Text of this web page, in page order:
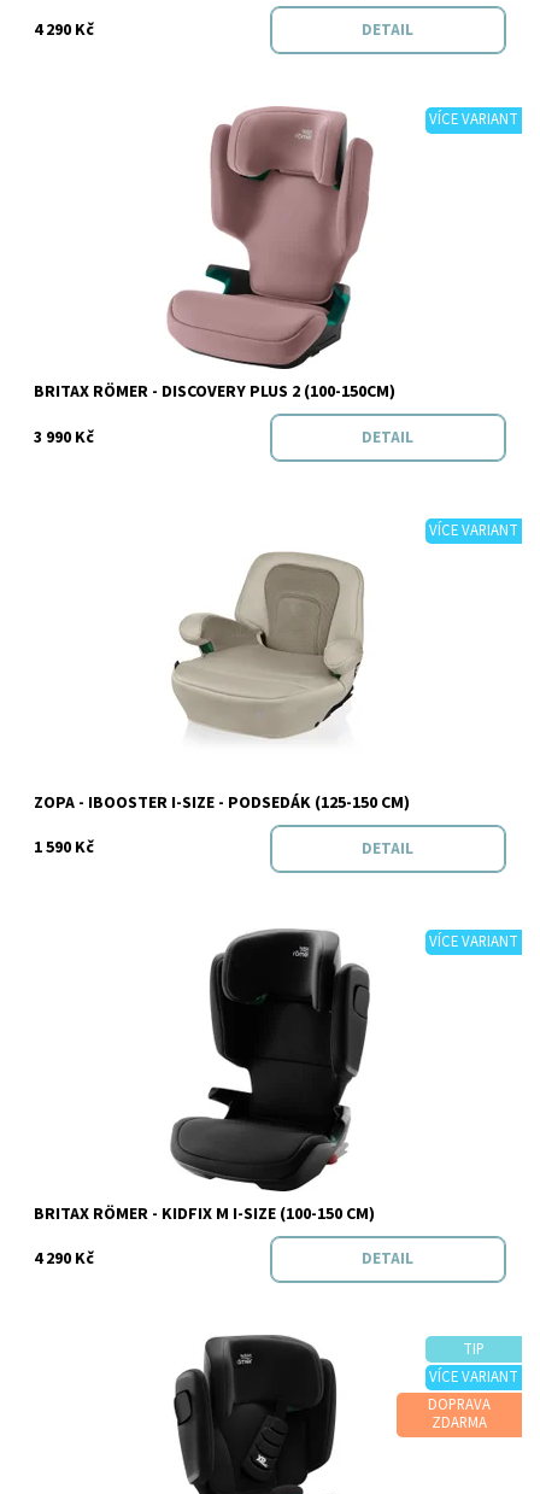
4 290 Kč
DETAIL
VÍCE VARIANT
Skladem
Značka: BRITAX RÖMER
BRITAX RÖMER - DISCOVERY PLUS 2 (100-150CM)
3 990 Kč
DETAIL
VÍCE VARIANT
Skladem
ZOPA - IBOOSTER I-SIZE - PODSEDÁK (125-150 CM)
1 590 Kč
DETAIL
VÍCE VARIANT
Skladem
BRITAX RÖMER
BRITAX RÖMER - KIDFIX M I-SIZE (100-150 CM)
4 290 Kč
DETAIL
TIP
VÍCE VARIANT
DOPRAVA
ZDARMA
Skladem